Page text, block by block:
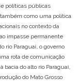
políticas públicas
como uma política
no contexto da
impasse permanente
rio Paraguai, o governo
rota de comunicação
do alto rio Paraguai,
do Mato Grosso